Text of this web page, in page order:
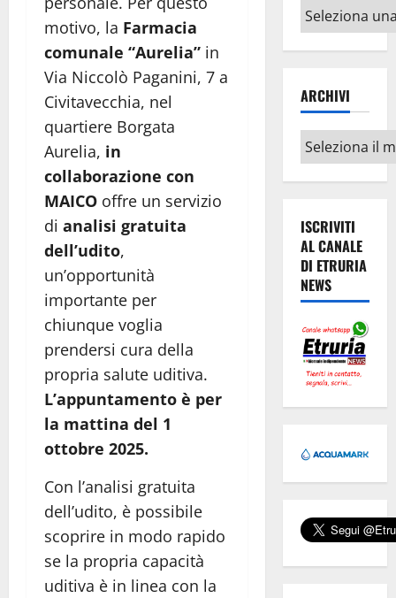
motivo, la Farmacia
comunale “Aurelia” in
Via Niccolò Paganini, 7 a
Civitavecchia, nel
quartiere Borgata
Aurelia, in
collaborazione con
MAICO offre un servizio
di analisi gratuita
dell’udito,
un’opportunità
importante per
chiunque voglia
prendersi cura della
propria salute uditiva.
L’appuntamento è per
la mattina del 1
ottobre 2025.
Con l’analisi gratuita
dell’udito, è possibile
scoprire in modo rapido
se la propria capacità
uditiva è in linea con la
Altri
argomenti
ARCHIVI
Archivi
ISCRIVITI
AL CANALE
DI ETRURIA
NEWS